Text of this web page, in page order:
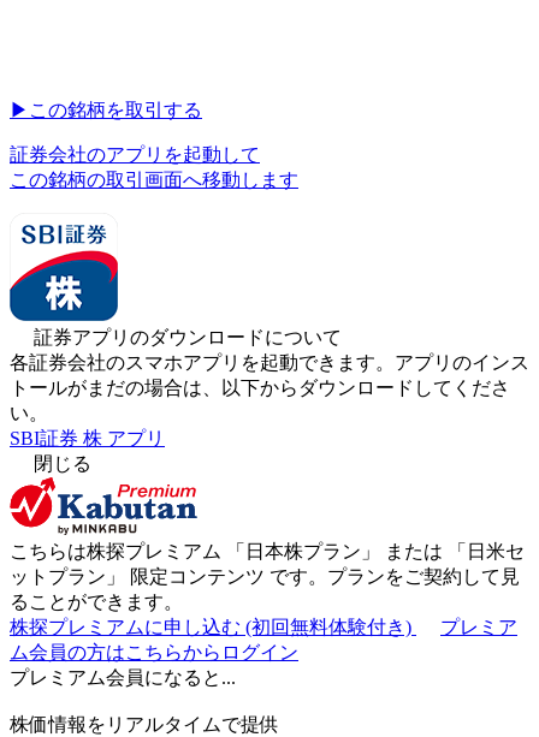
▶︎ この銘柄を取引する
証券会社のアプリを起動して
この銘柄の取引画面へ移動します
証券アプリのダウンロードについて
各証券会社のスマホアプリを起動できます。アプリのインス
トールがまだの場合は、以下からダウンロードしてくださ
い。
SBI証券 株 アプリ
閉じる
こちらは株探プレミアム 「 日本株プラン 」 または 「 日米セ
ットプラン 」 限定コンテンツ です。プランをご契約して見
ることができます。
株探プレミアムに申し込む (初回無料体験付き)
プレミア
ム会員の方はこちらからログイン
プレミアム会員になると...
株価情報をリアルタイムで提供